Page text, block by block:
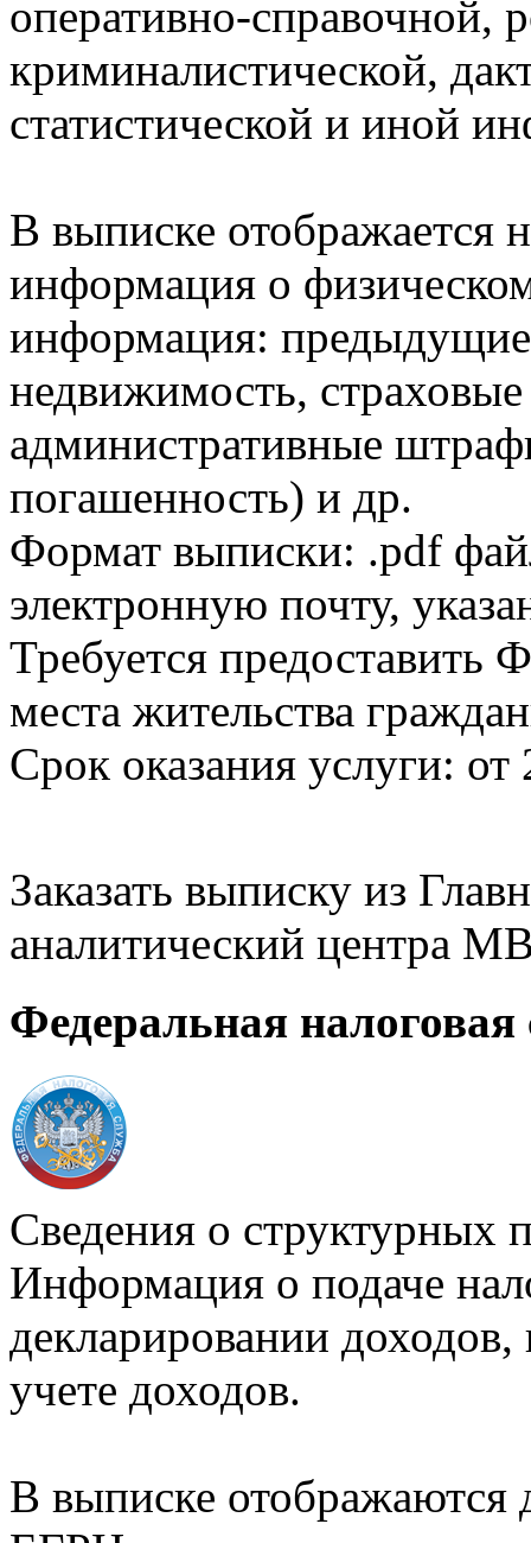
оперативно-справочной,
криминалистической,
статистической и иной
В выписке отображается
информация о
информация:
недвижимость,
административные
погашенность) и др.
Формат выписки: .pdf
электронную почту,
Требуется
места жительства
Срок оказания услуги: от
Заказать выписку из
аналитический центра
Федеральная налоговая
Сведения о структурных
Информация о подаче
декларировании доходов,
учете доходов.
В выписке